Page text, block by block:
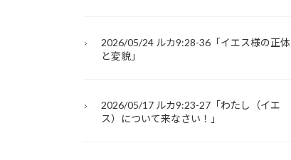
2026/05/24 ルカ9:28-36「イエス様の正体
と変貌」
2026/05/17 ルカ9:23-27「わたし（イエ
ス）について来なさい！」